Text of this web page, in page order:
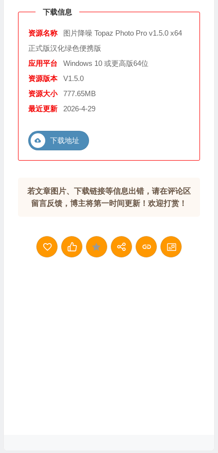
下载信息
资源名称
图片降噪 Topaz Photo Pro v1.5.0 x64
正式版汉化绿色便携版
应用平台
Windows 10 或更高版64位
资源版本
V1.5.0
资源大小
777.65MB
最近更新
2026-4-29
下载地址
若文章图片、下载链接等信息出错，请在评论区
留言反馈，博主将第一时间更新！欢迎打赏！